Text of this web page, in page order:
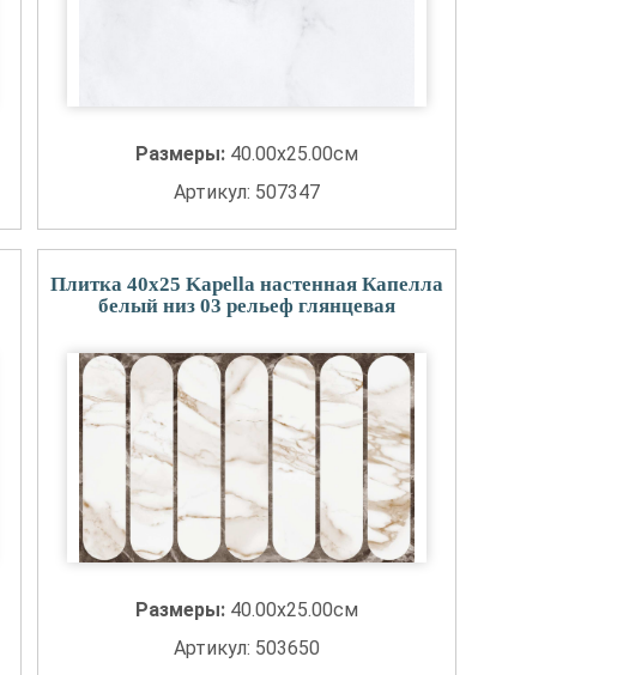
Размеры: 40.00x25.00см
Артикул: 507347
Плитка 40x25 Kapella настенная Капелла
белый низ 03 рельеф глянцевая
Размеры: 40.00x25.00см
Артикул: 503650